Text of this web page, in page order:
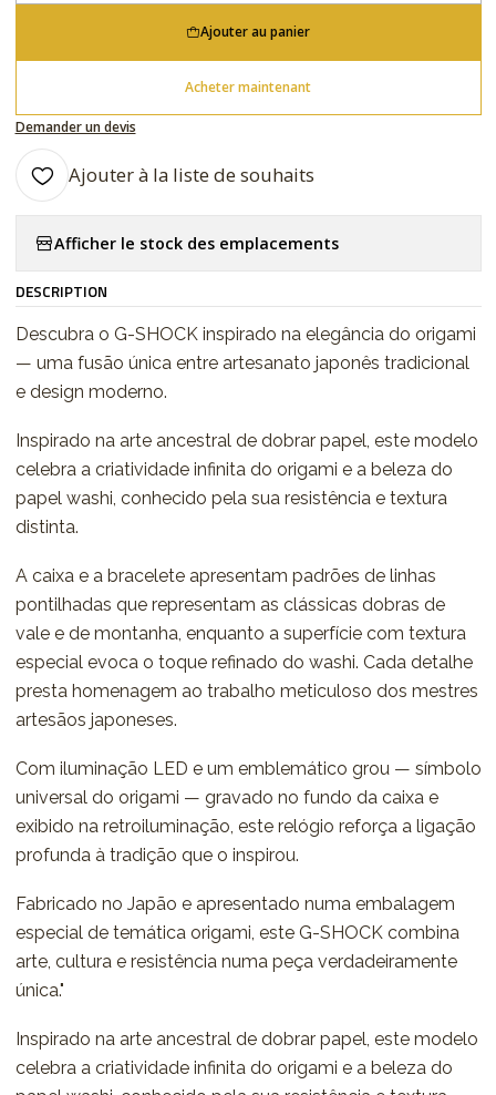
Ajouter au panier
Acheter maintenant
Demander un devis
Ajouter à la liste de souhaits
Afficher le stock des emplacements
DESCRIPTION
Descubra o G-SHOCK inspirado na elegância do origami
— uma fusão única entre artesanato japonês tradicional
e design moderno.
Inspirado na arte ancestral de dobrar papel, este modelo
celebra a criatividade infinita do origami e a beleza do
papel washi, conhecido pela sua resistência e textura
distinta.
A caixa e a bracelete apresentam padrões de linhas
pontilhadas que representam as clássicas dobras de
vale e de montanha, enquanto a superfície com textura
especial evoca o toque refinado do washi. Cada detalhe
presta homenagem ao trabalho meticuloso dos mestres
artesãos japoneses.
Com iluminação LED e um emblemático grou — símbolo
universal do origami — gravado no fundo da caixa e
exibido na retroiluminação, este relógio reforça a ligação
profunda à tradição que o inspirou.
Fabricado no Japão e apresentado numa embalagem
especial de temática origami, este G-SHOCK combina
arte, cultura e resistência numa peça verdadeiramente
única."
Inspirado na arte ancestral de dobrar papel, este modelo
celebra a criatividade infinita do origami e a beleza do